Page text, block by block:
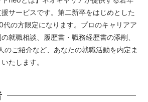
サービスです。第二新卒をはじめとした
代の方限定になります。プロのキャリアア
就職相談、履歴書・職務経歴書の添削、
のご紹介など、あなたの就職活動を内定ま
たします。